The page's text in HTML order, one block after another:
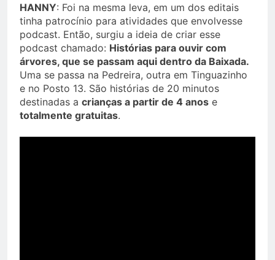
HANNY: Foi na mesma leva, em um dos editais
tinha patrocínio para atividades que envolvesse
podcast. Então, surgiu a ideia de criar esse
podcast chamado: Histórias para ouvir com
árvores, que se passam aqui dentro da Baixada.
Uma se passa na Pedreira, outra em Tinguazinho
e no Posto 13. São histórias de 20 minutos
destinadas a crianças a partir de 4 anos e
totalmente gratuitas.